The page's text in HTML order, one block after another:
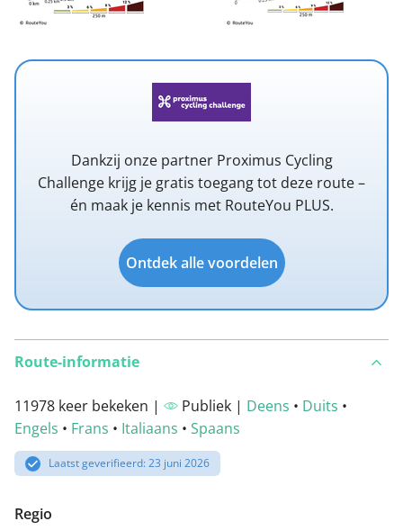
Dankzij onze partner Proximus Cycling
Challenge krijg je gratis toegang tot deze route –
én maak je kennis met RouteYou PLUS.
Ontdek alle voordelen
Route-informatie
11978 keer bekeken | Publiek | Deens • Duits •
Engels • Frans • Italiaans • Spaans
Laatst geverifieerd: 23 juni 2026
Regio